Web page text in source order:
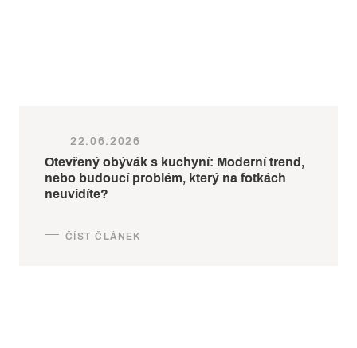
22.06.2026
Otevřený obývák s kuchyní: Moderní trend,
nebo budoucí problém, který na fotkách
neuvidíte?